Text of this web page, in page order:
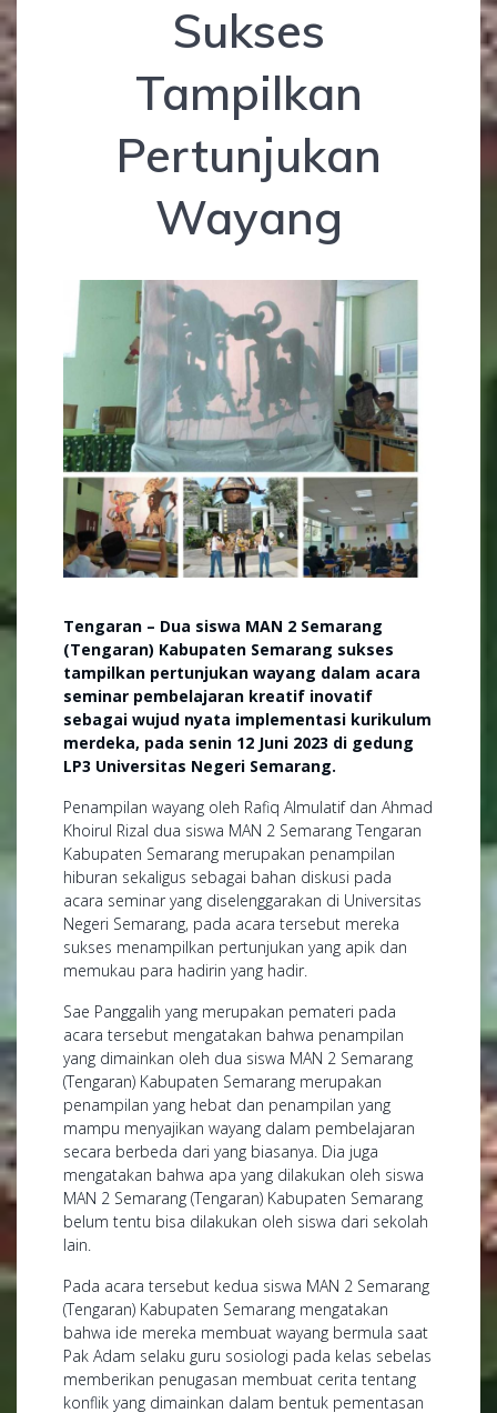
Sukses
Tampilkan
Pertunjukan
Wayang
Tengaran – Dua siswa MAN 2 Semarang
(Tengaran) Kabupaten Semarang sukses
tampilkan pertunjukan wayang dalam acara
seminar pembelajaran kreatif inovatif
sebagai wujud nyata implementasi kurikulum
merdeka, pada senin 12 Juni 2023 di gedung
LP3 Universitas Negeri Semarang.
Penampilan wayang oleh Rafiq Almulatif dan Ahmad
Khoirul Rizal dua siswa MAN 2 Semarang Tengaran
Kabupaten Semarang merupakan penampilan
hiburan sekaligus sebagai bahan diskusi pada
acara seminar yang diselenggarakan di Universitas
Negeri Semarang, pada acara tersebut mereka
sukses menampilkan pertunjukan yang apik dan
memukau para hadirin yang hadir.
Sae Panggalih yang merupakan pemateri pada
acara tersebut mengatakan bahwa penampilan
yang dimainkan oleh dua siswa MAN 2 Semarang
(Tengaran) Kabupaten Semarang merupakan
penampilan yang hebat dan penampilan yang
mampu menyajikan wayang dalam pembelajaran
secara berbeda dari yang biasanya. Dia juga
mengatakan bahwa apa yang dilakukan oleh siswa
MAN 2 Semarang (Tengaran) Kabupaten Semarang
belum tentu bisa dilakukan oleh siswa dari sekolah
lain.
Pada acara tersebut kedua siswa MAN 2 Semarang
(Tengaran) Kabupaten Semarang mengatakan
bahwa ide mereka membuat wayang bermula saat
Pak Adam selaku guru sosiologi pada kelas sebelas
memberikan penugasan membuat cerita tentang
konflik yang dimainkan dalam bentuk pementasan